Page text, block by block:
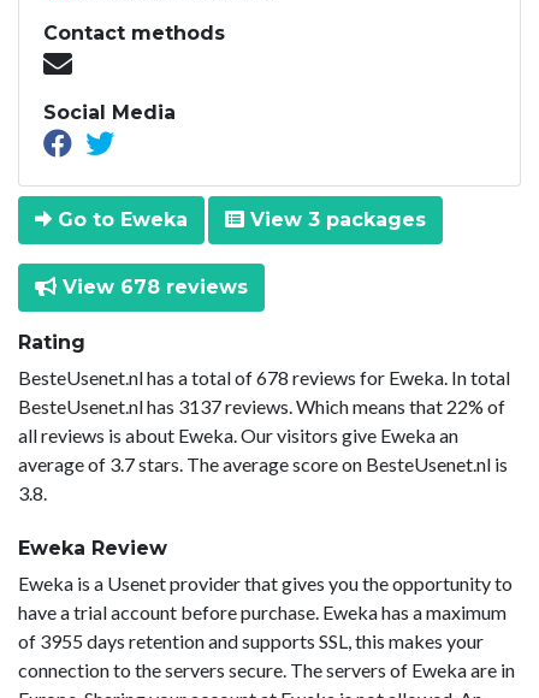
Contact methods
Social Media
Go to Eweka View 3 packages
View 678 reviews
Rating
BesteUsenet.nl has a total of 678 reviews for Eweka. In total
BesteUsenet.nl has 3137 reviews. Which means that 22% of
all reviews is about Eweka. Our visitors give Eweka an
average of 3.7 stars. The average score on BesteUsenet.nl is
3.8.
Eweka Review
Eweka is a Usenet provider that gives you the opportunity to
have a trial account before purchase. Eweka has a maximum
of 3955 days retention and supports SSL, this makes your
connection to the servers secure. The servers of Eweka are in